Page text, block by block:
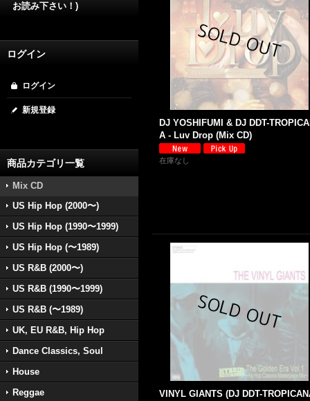
お読み下さい！)
ログイン
ログイン
新規登録
商品カテゴリ一覧
Mix CD
US Hip Hop (2000〜)
US Hip Hop (1990〜1999)
US Hip Hop (〜1989)
US R&B (2000〜)
US R&B (1990〜1999)
US R&B (〜1989)
UK, EU R&B, Hip Hop
Dance Classics, Soul
House
Reggae
DJ YOSHIFUMI & DJ DDT-
A - Luv Drop (Mix CD)
在庫なし
VINYL GIANTS (DJ DDT-